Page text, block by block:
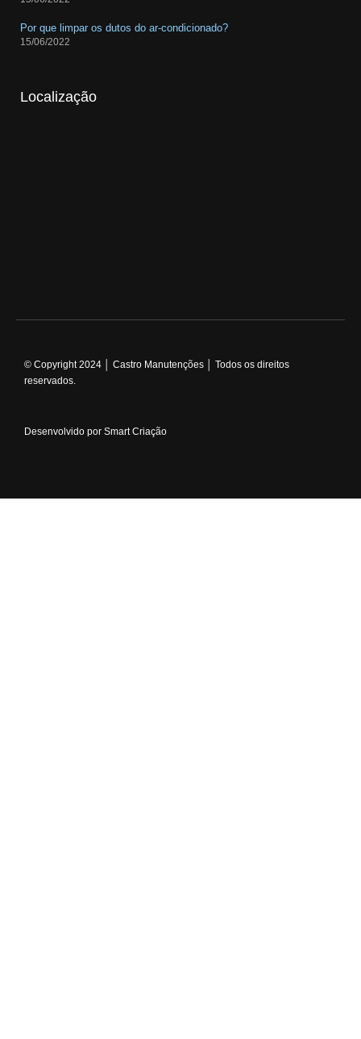
Por que limpar os dutos do ar-condicionado?
15/06/2022
Localização
© Copyright 2024 │ Castro Manutenções │ Todos os direitos
reservados.
Desenvolvido por Smart Criação